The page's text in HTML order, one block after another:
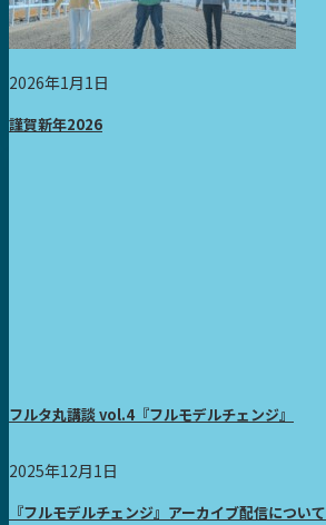
2026年1月1日
謹賀新年2026
2025年12月1日
『フルモデルチェンジ』アーカイブ配信について
フルタ丸講談 vol.4『フルモデルチェンジ』